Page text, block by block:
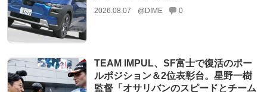
2026.08.07 @DIME 0
TEAM IMPUL、SF富士で復活のポー
ルポジション＆2位表彰台。星野一樹
監督「オサリバンのスピードとチーム